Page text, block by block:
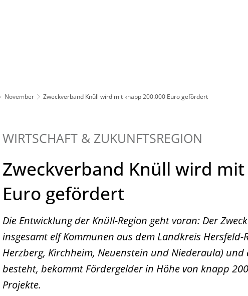
November Zweckverband Knüll wird mit knapp 200.000 Euro gefördert
WIRTSCHAFT & ZUKUNFTSREGION
Zweckverband Knüll wird
Euro gefördert
Die Entwicklung der Knüll-Region geht voran: Der
insgesamt elf Kommunen aus dem Landkreis
Herzberg, Kirchheim, Neuenstein und Niederaula) und
besteht, bekommt Fördergelder in Höhe von knapp
Projekte.